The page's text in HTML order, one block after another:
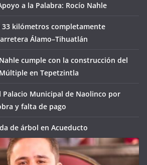
a la Palabra: Rocío Nahle
33 kilómetros completamente
Álamo–Tihuatlán
cumple con la construcción del
en Tepetzintla
Municipal de Naolinco por
y falta de pago
de árbol en Acueducto